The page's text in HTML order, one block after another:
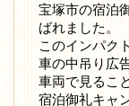
宝塚市の宿泊
ばれました。
このインパク
車の中吊り広
車両で見るこ
宿泊御礼キャ